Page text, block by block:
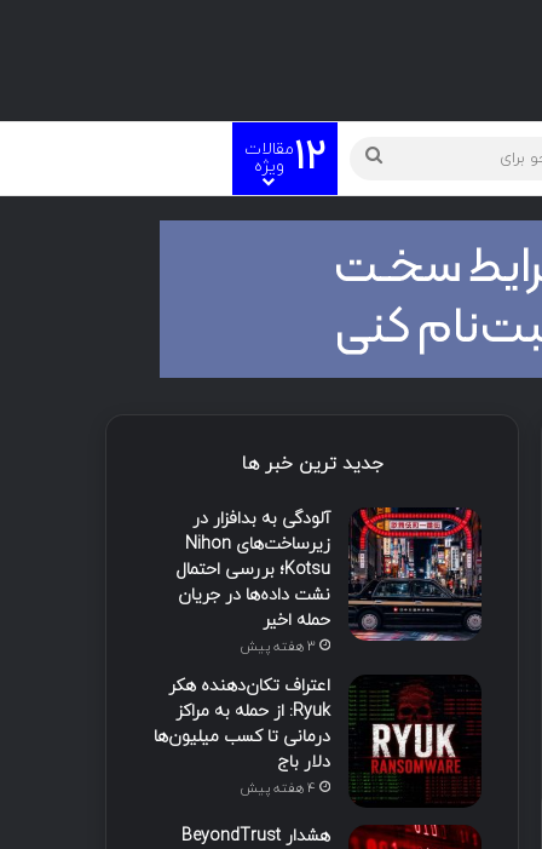
جستجو
برای
12مقالات
ویژه
جدید ترین خبر ها
آلودگی به بدافزار در
زیرساخت‌های Nihon
Kotsu؛ بررسی احتمال
نشت داده‌ها در جریان
حمله اخیر
3 هفته پیش
اعتراف تکان‌دهنده هکر
Ryuk: از حمله به مراکز
درمانی تا کسب میلیون‌ها
دلار باج
4 هفته پیش
هشدار BeyondTrust